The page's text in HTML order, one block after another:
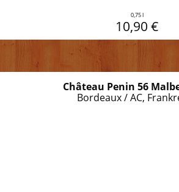
0,75 l
10,90 €
Château Penin 56
Bordeaux / AC,